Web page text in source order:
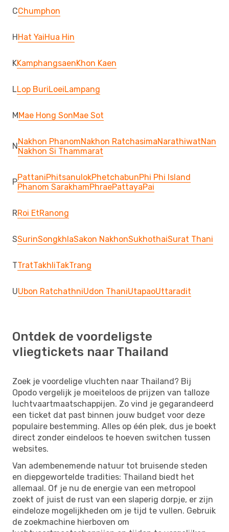
CChumphon
HHat YaiHua Hin
KKamphangsaenKhon Kaen
LLop BuriLoeiLampang
MMae Hong SonMae Sot
N Nakhon PhanomNakhon RatchasimaNarathiwatNan
Nakhon Si Thammarat
PPattaniPhitsanulokPhetchabunPhi Phi Island
Phanom SarakhamPhraePattayaPai
RRoi EtRanong
SSurinSongkhlaSakon NakhonSukhothaiSurat Thani
TTratTakhliTakTrang
UUbon RatchathniUdon ThaniUtapaoUttaradit
Ontdek de voordeligste
vliegtickets naar Thailand
Zoek je voordelige vluchten naar Thailand? Bij
Opodo vergelijk je moeiteloos de prijzen van talloze
luchtvaartmaatschappijen. Zo vind je gegarandeerd
een ticket dat past binnen jouw budget voor deze
populaire bestemming. Alles op één plek, dus je boekt
direct zonder eindeloos te hoeven switchen tussen
websites.
Van adembenemende natuur tot bruisende steden
en diepgewortelde tradities: Thailand biedt het
allemaal. Of je nu de energie van een metropool
zoekt of juist de rust van een slaperig dorpje, er zijn
eindeloze mogelijkheden om je tijd te vullen. Gebruik
de zoekmachine hierboven om